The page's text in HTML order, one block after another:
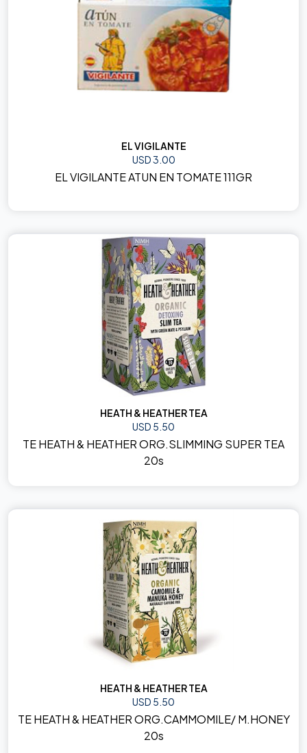
EL VIGILANTE
USD 3.00
EL VIGILANTE ATUN EN TOMATE 111GR
HEATH & HEATHER TEA
USD 5.50
TE HEATH & HEATHER ORG.SLIMMING SUPER TEA
20s
HEATH & HEATHER TEA
USD 5.50
TE HEATH & HEATHER ORG.CAMMOMILE/ M.HONEY
20s